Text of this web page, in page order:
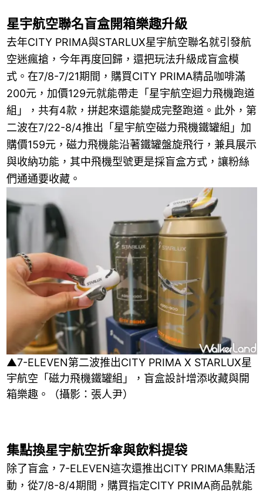
星宇航空聯名盲盒開箱樂趣升級
去年CITY PRIMA與STARLUX星宇航空聯名就引發航
空迷瘋搶，今年再度回歸，還把玩法升級成盲盒模
式。在7/8-7/21期間，購買CITY PRIMA精品咖啡滿
200元，加價129元就能帶走「星宇航空迴力飛機跑道
組」，共有4款，拼起來還能變成完整跑道。此外，第
二波在7/22-8/4推出「星宇航空磁力飛機鐵罐組」加
購價159元，磁力飛機能沿著鐵罐盤旋飛行，兼具展示
與收納功能，其中飛機型號更是採盲盒方式，讓粉絲
們通通要收藏。
▲7-ELEVEN第二波推出CITY PRIMA X STARLUX星
宇航空「磁力飛機鐵罐組」，盲盒設計增添收藏與開
箱樂趣。（攝影：張人尹）
集點換星宇航空折傘與飲料提袋
除了盲盒，7-ELEVEN這次還推出CITY PRIMA集點活
動，從7/8-8/4期間，購買指定CITY PRIMA商品就能